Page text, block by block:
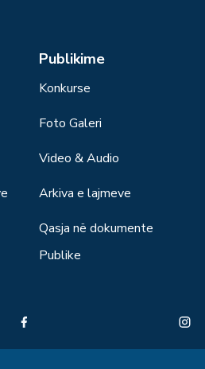
Publikime
Konkurse
Foto Galeri
Video & Audio
Arkiva e lajmeve
Qasja në dokumente
Publike